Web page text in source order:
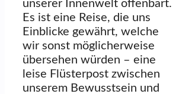
unserer Innenwelt offenbart.
Es ist eine Reise, die uns
Einblicke gewährt, welche
wir sonst möglicherweise
übersehen würden – eine
leise Flüsterpost zwischen
unserem Bewusstsein und